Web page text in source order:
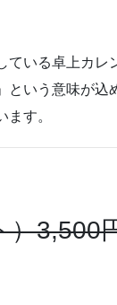
ている卓上カレ
という意味が込
す。
）3,500